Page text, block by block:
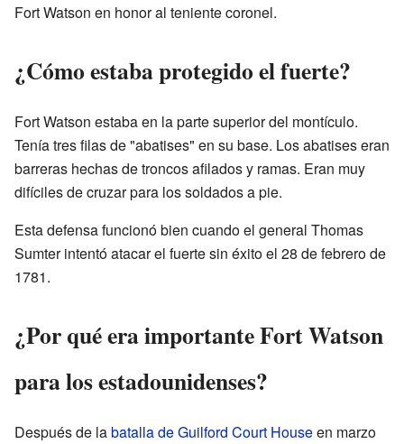
Fort Watson en honor al teniente coronel.
¿Cómo estaba protegido el fuerte?
Fort Watson estaba en la parte superior del montículo.
Tenía tres filas de "abatises" en su base. Los abatises eran
barreras hechas de troncos afilados y ramas. Eran muy
difíciles de cruzar para los soldados a pie.
Esta defensa funcionó bien cuando el general Thomas
Sumter intentó atacar el fuerte sin éxito el 28 de febrero de
1781.
¿Por qué era importante Fort Watson
para los estadounidenses?
Después de labatalla de Guilford Court Houseen marzo